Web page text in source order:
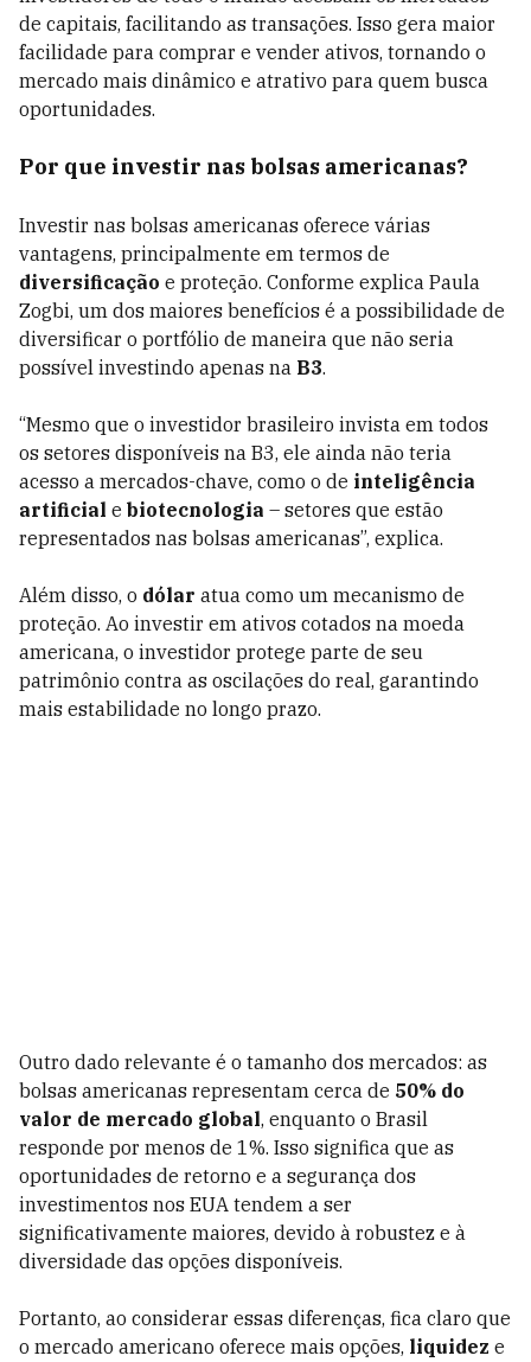
de capitais, facilitando as transações. Isso gera maior
facilidade para comprar e vender ativos, tornando o
mercado mais dinâmico e atrativo para quem busca
oportunidades.
Por que investir nas bolsas americanas?
Investir nas bolsas americanas oferece várias
vantagens, principalmente em termos de
diversificação e proteção. Conforme explica Paula
Zogbi, um dos maiores benefícios é a possibilidade de
diversificar o portfólio de maneira que não seria
possível investindo apenas na B3.
“Mesmo que o investidor brasileiro invista em todos
os setores disponíveis na B3, ele ainda não teria
acesso a mercados-chave, como o de inteligência
artificial e biotecnologia – setores que estão
representados nas bolsas americanas”, explica.
Além disso, o dólar atua como um mecanismo de
proteção. Ao investir em ativos cotados na moeda
americana, o investidor protege parte de seu
patrimônio contra as oscilações do real, garantindo
mais estabilidade no longo prazo.
Outro dado relevante é o tamanho dos mercados: as
bolsas americanas representam cerca de 50% do
valor de mercado global, enquanto o Brasil
responde por menos de 1%. Isso significa que as
oportunidades de retorno e a segurança dos
investimentos nos EUA tendem a ser
significativamente maiores, devido à robustez e à
diversidade das opções disponíveis.
Portanto, ao considerar essas diferenças, fica claro que
o mercado americano oferece mais opções, liquidez e